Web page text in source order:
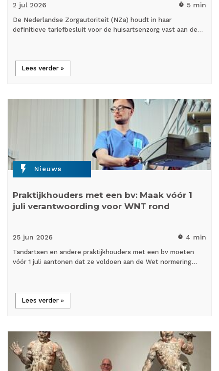
2 jul 2026 timer 5 min
De Nederlandse Zorgautoriteit (NZa) houdt in haar
definitieve tariefbesluit voor de huisartsenzorg vast aan de…
Lees verder »
flash_on Nieuws
Praktijkhouders met een bv: Maak vóór 1
juli verantwoording voor WNT rond
25 jun 2026 timer 4 min
Tandartsen en andere praktijkhouders met een bv moeten
vóór 1 juli aantonen dat ze voldoen aan de Wet normering…
Lees verder »